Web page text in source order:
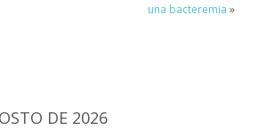
una bacteremia »
DE 2026